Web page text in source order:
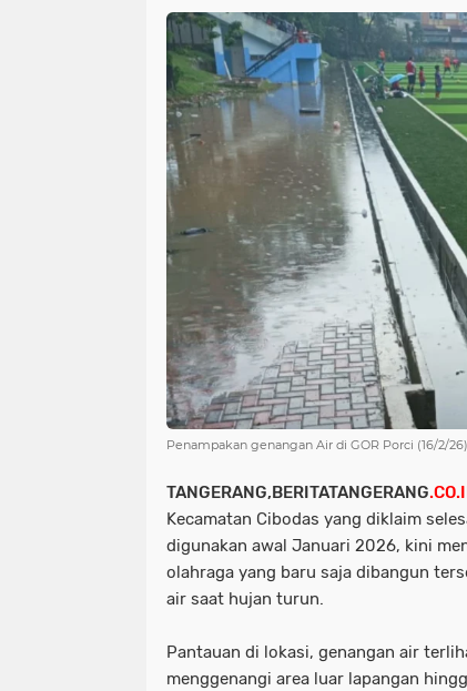
Penampakan genangan Air di GOR Porci (16/2/26)
TANGERANG,BERITATANGERANG
Kecamatan Cibodas yang diklaim
digunakan awal Januari 2026, kini
olahraga yang baru saja dibangun
air saat hujan turun.
Pantauan di lokasi, genangan air
menggenangi area luar lapangan